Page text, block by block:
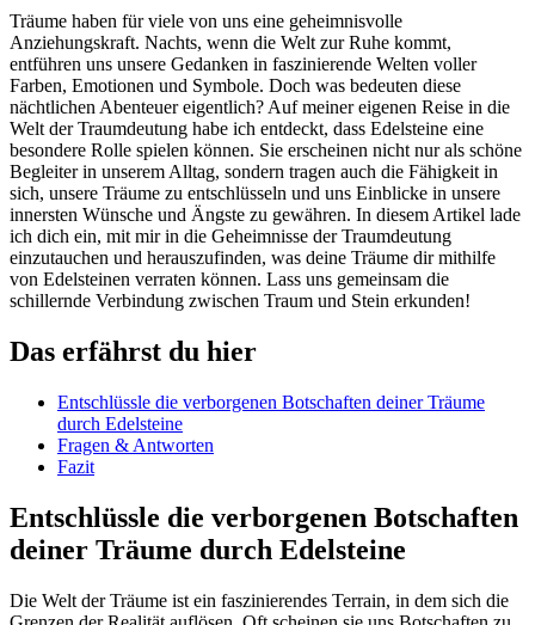
Träume haben für⁣ viele⁢ von uns eine geheimnisvolle
⁢Anziehungskraft. Nachts, wenn die ‌Welt zur⁤ Ruhe kommt,⁤
entführen​ uns unsere Gedanken in faszinierende Welten voller
Farben, Emotionen und Symbole. Doch was bedeuten diese
nächtlichen Abenteuer eigentlich? Auf meiner‍ eigenen Reise in⁤ die
Welt der Traumdeutung habe ich entdeckt, dass Edelsteine eine
besondere ⁤Rolle spielen können. Sie erscheinen nicht nur als schöne
Begleiter ‍in unserem Alltag, ‌sondern tragen auch die⁣ Fähigkeit in
sich, ​unsere ​Träume zu ​entschlüsseln und uns Einblicke ⁣in ⁣unsere
innersten Wünsche und Ängste zu gewähren. In diesem‍ Artikel lade
ich⁤ dich ein,‍ mit‍ mir in die ‌Geheimnisse der Traumdeutung
einzutauchen und ⁤herauszufinden, was deine Träume ⁢dir mithilfe
von Edelsteinen verraten ‌können. Lass​ uns ⁢gemeinsam die
schillernde Verbindung zwischen Traum ⁣und ‍Stein‍ erkunden!
Das erfährst du ⁤hier
Entschlüssle ​die ⁣verborgenen Botschaften deiner Träume
durch Edelsteine
Fragen & Antworten
Fazit
Entschlüssle die ​verborgenen Botschaften
deiner Träume durch Edelsteine
Die‌ Welt der Träume ist ein faszinierendes⁤ Terrain, in dem sich die